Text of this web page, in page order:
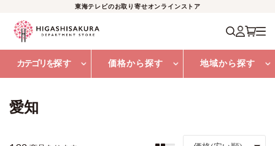
東海テレビのお取り寄せオンラインストア
カテゴリを探す 価格から探す 地域から探す
愛知